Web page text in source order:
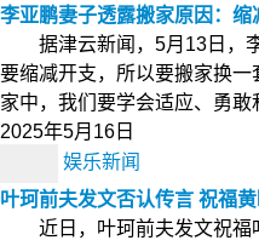
李亚鹏妻子透露搬家原因：缩
据津云新闻，5月13日，李
要缩减开支，所以要搬家换一
家中，我们要学会适应、
2025年5月16日
娱乐新闻
叶珂前夫发文否认传言 祝福
近日，叶珂前夫发文祝福